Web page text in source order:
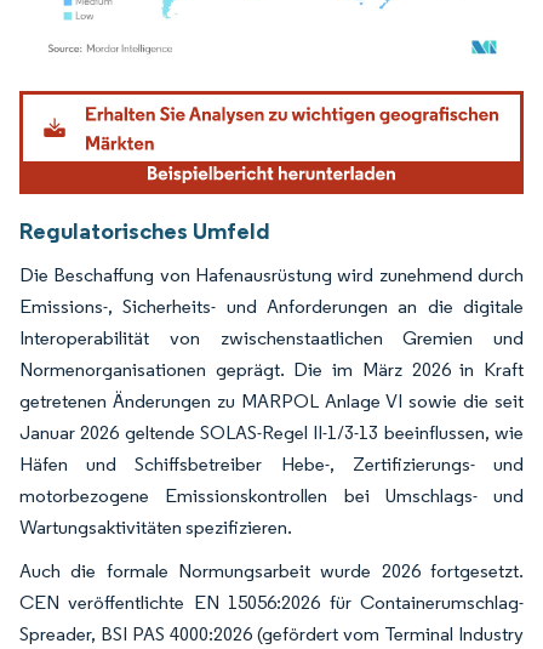
Bild © Mordor Intelligence. Wiederverwendung erfordert Namensnennung gemäß
Regulatorisches Umfeld
Die Beschaffung von Hafenausrüstung wird zunehmend durch
Emissions-, Sicherheits- und Anforderungen an die digitale
Interoperabilität von zwischenstaatlichen Gremien und
Normenorganisationen geprägt. Die im März 2026 in Kraft
getretenen Änderungen zu MARPOL Anlage VI sowie die seit
Januar 2026 geltende SOLAS-Regel II-1/3-13 beeinflussen, wie
Häfen und Schiffsbetreiber Hebe-, Zertifizierungs- und
motorbezogene Emissionskontrollen bei Umschlags- und
Wartungsaktivitäten spezifizieren.
Auch die formale Normungsarbeit wurde 2026 fortgesetzt.
CEN veröffentlichte EN 15056:2026 für Containerumschlag-
Spreader, BSI PAS 4000:2026 (gefördert vom Terminal Industry